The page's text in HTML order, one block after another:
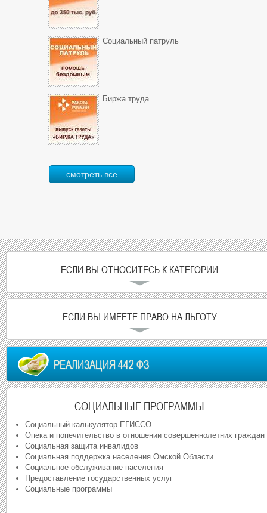
Социальный патруль
Биржа труда
смотреть все
ЕСЛИ ВЫ ОТНОСИТЕСЬ К КАТЕГОРИИ
ЕСЛИ ВЫ ИМЕЕТЕ ПРАВО НА ЛЬГОТУ
РЕАЛИЗАЦИЯ 442 ФЗ
СОЦИАЛЬНЫЕ ПРОГРАММЫ
Социальный калькулятор ЕГИССО
Опека и попечительство в отношении совершеннолетних граждан
Социальная защита инвалидов
Социальная поддержка населения Омской Области
Социальное обслуживание населения
Предоставление государственных услуг
Социальные программы